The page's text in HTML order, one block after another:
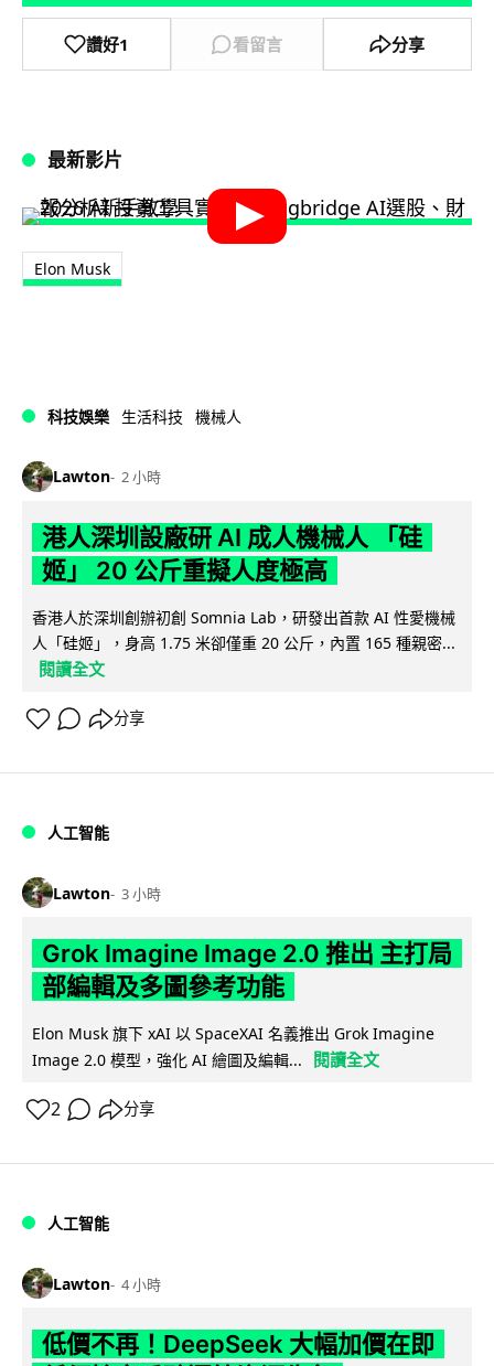
讚好1 看留言 分享
最新影片
Elon Musk
科技娛樂 生活科技 機械人
Lawton 2 小時
港人深圳設廠研 AI 成人機械人 「硅
姬」 20 公斤重擬人度極高
香港人於深圳創辦初創 Somnia Lab，研發出首款 AI 性愛機械
人「硅姬」，身高 1.75 米卻僅重 20 公斤，內置 165 種親密...
閱讀全文
分享
人工智能
Lawton 3 小時
Grok Imagine Image 2.0 推出 主打局
部編輯及多圖參考功能
Elon Musk 旗下 xAI 以 SpaceXAI 名義推出 Grok Imagine
Image 2.0 模型，強化 AI 繪圖及編輯...
閱讀全文
2 分享
人工智能
Lawton 4 小時
低價不再！DeepSeek 大幅加價在即